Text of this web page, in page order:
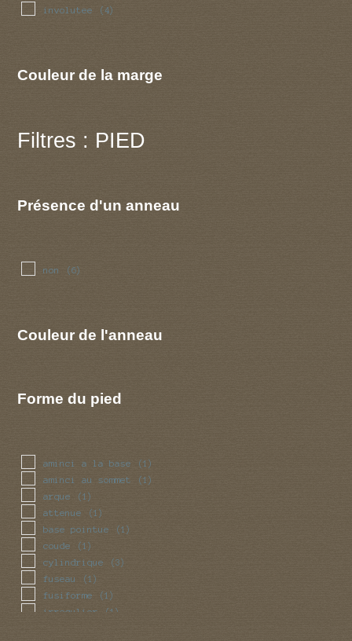
involutee (4)
Couleur de la marge
Filtres : PIED
Présence d'un anneau
non (6)
Couleur de l'anneau
Forme du pied
aminci a la base (1)
aminci au sommet (1)
arque (1)
attenue (1)
base pointue (1)
coude (1)
cylindrique (3)
fuseau (1)
fusiforme (1)
irregulier (1)